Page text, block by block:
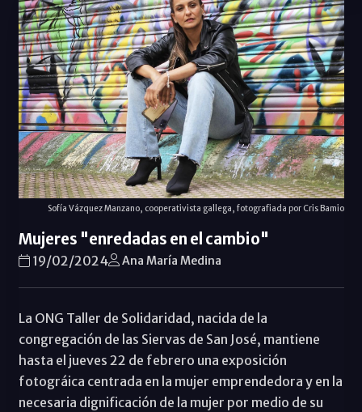
Sofía Vázquez Manzano, cooperativista gallega, fotografiada por Cris Bamio
Mujeres "enredadas en el cambio"
19/02/2024 Ana María Medina
La ONG Taller de Solidaridad, nacida de la
congregación de las Siervas de San José, mantiene
hasta el jueves 22 de febrero una exposición
fotográica centrada en la mujer emprendedora y en la
necesaria dignificación de la mujer por medio de su